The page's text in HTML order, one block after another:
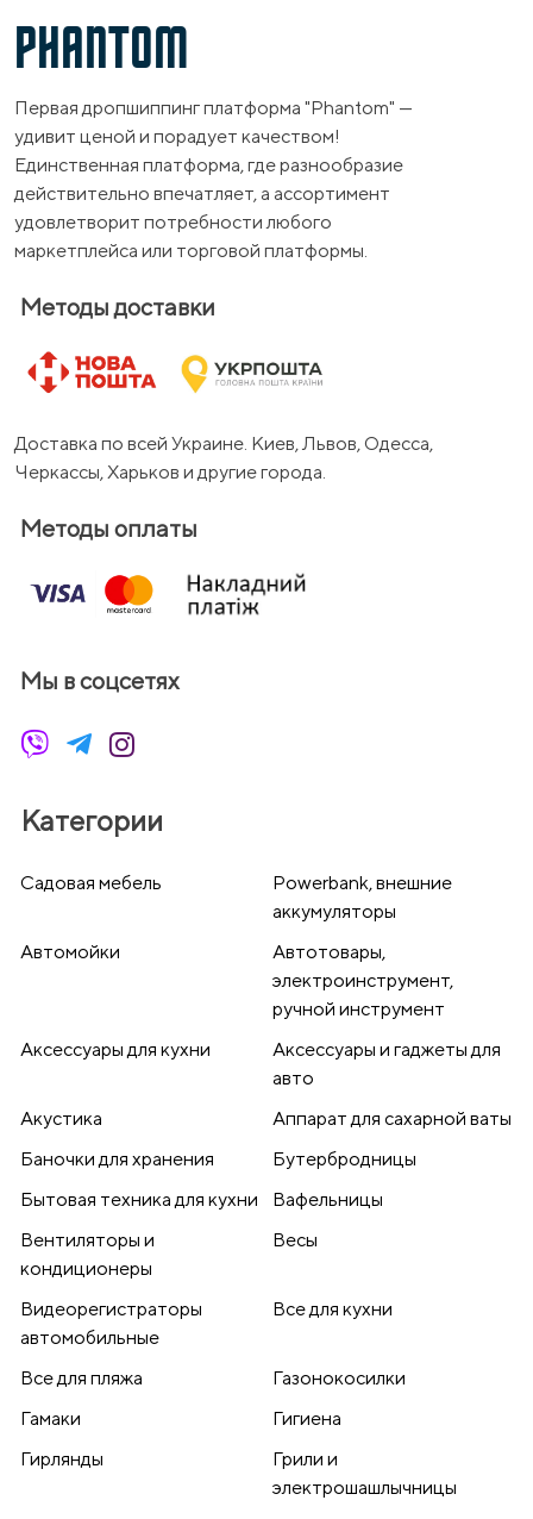
PHANTOM
Первая дропшиппинг платформа "Phantom" —
удивит ценой и порадует качеством!
Единственная платформа, где разнообразие
действительно впечатляет, а ассортимент
удовлетворит потребности любого
маркетплейса или торговой платформы.
Методы доставки
Доставка по всей Украине. Киев, Львов, Одесса,
Черкассы, Харьков и другие города.
Методы оплаты
Мы в соцсетях
Категории
Cадовая мебель
Powerbank, внешние
аккумуляторы
Автомойки
Автотовары,
электроинструмент,
ручной инструмент
Аксессуары для кухни
Аксессуары и гаджеты для
авто
Акустика
Аппарат для сахарной ваты
Баночки для хранения
Бутербродницы
Бытовая техника для кухни
Вафельницы
Вентиляторы и
кондиционеры
Весы
Видеорегистраторы
автомобильные
Все для кухни
Все для пляжа
Газонокосилки
Гамаки
Гигиена
Гирлянды
Грили и
электрошашлычницы